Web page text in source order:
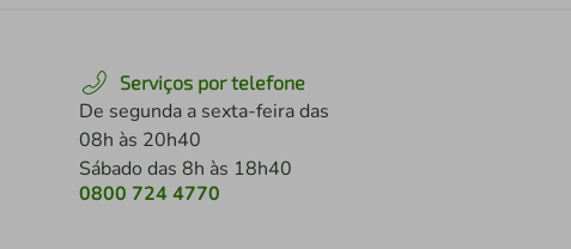
Serviços por telefone
De segunda a sexta-feira das
08h às 20h40
Sábado das 8h às 18h40
0800 724 4770